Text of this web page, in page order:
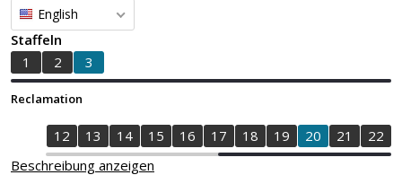
English
Staffeln
1
2 3
Reclamation
12 13 14 15 16 17 18 19 20 21
22
Beschreibung anzeigen